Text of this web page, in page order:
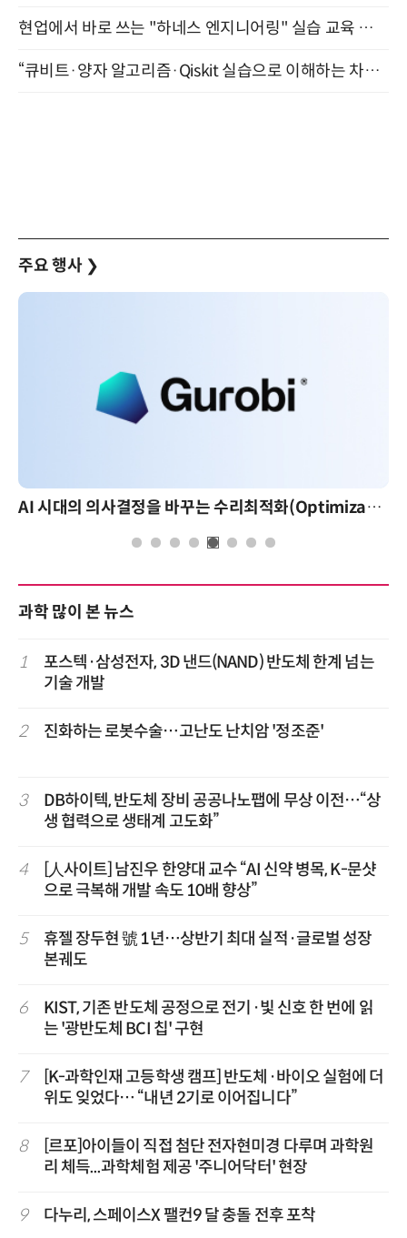
현업에서 바로 쓰는 "하네스 엔지니어링" 실습 교육 워크숍 8월 20일 개최
“큐비트·양자 알고리즘·Qiskit 실습으로 이해하는 차세대 컴퓨팅” (8/28)
주요 행사 ❯
AI 시대의 의사결정을 바꾸는 수리최적화(Optimization): 실제 산업 적용 사례와 활용 전략
과학 많이 본 뉴스
1
포스텍·삼성전자, 3D 낸드(NAND) 반도체 한계 넘는
기술 개발
2 진화하는 로봇수술…고난도 난치암 '정조준'
3
DB하이텍, 반도체 장비 공공나노팹에 무상 이전…“상
생 협력으로 생태계 고도화”
4
[人사이트] 남진우 한양대 교수 “AI 신약 병목, K-문샷
으로 극복해 개발 속도 10배 향상”
5
휴젤 장두현 號 1년…상반기 최대 실적·글로벌 성장
본궤도
6
KIST, 기존 반도체 공정으로 전기·빛 신호 한 번에 읽
는 '광반도체 BCI 칩' 구현
7
[K-과학인재 고등학생 캠프] 반도체·바이오 실험에 더
위도 잊었다… “내년 2기로 이어집니다”
8
[르포]아이들이 직접 첨단 전자현미경 다루며 과학원
리 체득...과학체험 제공 '주니어닥터' 현장
9 다누리, 스페이스X 팰컨9 달 충돌 전후 포착